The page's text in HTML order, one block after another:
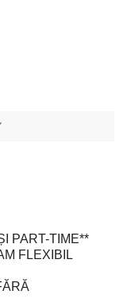
PART-TIME**
FLEXIBIL